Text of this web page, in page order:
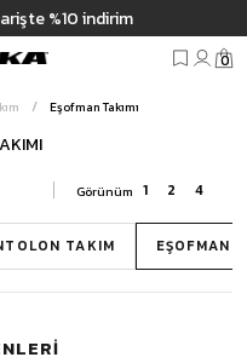
%10 indirim
0
Eşofman Takımı
TAKIM EŞOFMAN